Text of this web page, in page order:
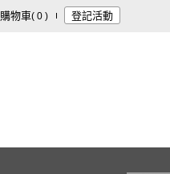
購物車( 0 ) 登記活動